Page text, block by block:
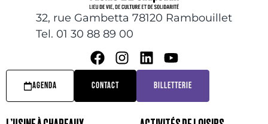
32, rue Gambetta 78120 Rambouillet
Tel. 01 30 88 89 00
AGENDA CONTACT BILLETTERIE